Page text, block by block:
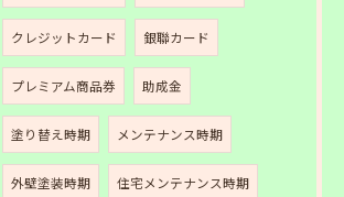
クレジットカード 銀聯カード
プレミアム商品券 助成金
塗り替え時期 メンテナンス時期
外壁塗装時期 住宅メンテナンス時期